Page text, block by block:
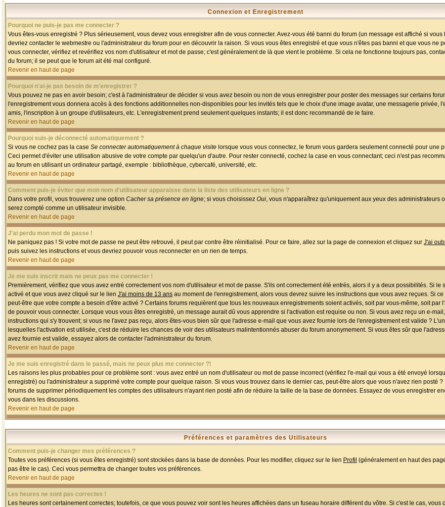
Connexion et Enregistrement
Pourquoi ne puis-je pas me connecter ?
Vous êtes-vous enregistré ? Plus sérieusement, vous devez vous enregistrer afin de vous connecter. Avez-vous été banni du forum (un message est affiché si vous
devriez contacter le webmestre ou l'administrateur du forum pour en découvrir la raison. Si vous vous êtes enregistré et que vous n'êtes pas banni et que vous ne
vous connecter, vérifiez et revérifiez vos nom d'utilisateur et mot de passe; c'est généralement de là que vient le problème. Si cela ne fonctionne toujours pas,
du forum; il se peut que le forum ait été mal configuré.
Revenir en haut de page
Pourquoi n'ai-je pas besoin de m'enregistrer ?
Vous pouvez ne pas en avoir besoin; c'est à l'administrateur de décider si vous avez besoin ou non de vous enregistrer pour poster des messages sur certains
l'enregistrement vous donnera accès à des fonctions additionnelles non-disponibles pour les invités tels que le choix d'une image avatar, une messagerie privée,
amis, l'inscription à un groupe d'utilisateurs, etc. L'enregistrement prend seulement quelques instants; il est donc recommandé de le faire.
Revenir en haut de page
Pourquoi suis-je déconnecté automatiquement ?
Si vous ne cochez pas la case Se connecter automatiquement à chaque visite lorsque vous vous connectez, le forum vous gardera seulement connecté pour une
Ceci permet d'éviter une utilisation abusive de votre compte par quelqu'un d'autre. Pour rester connecté, cochez la case en vous connectant; ceci n'est pas
au forum en utilisant un ordinateur partagé, exemple : bibliothèque, cybercafé, université, etc.
Revenir en haut de page
Comment puis-je éviter que mon nom d'utilisateur apparaisse dans la liste des utilisateurs en ligne ?
Dans votre profil, vous trouverez une option Cacher sa présence en ligne; si vous choisissez Oui, vous n'apparaîtrez qu'uniquement aux yeux des administrateurs
serez compté comme un utilisateur invisible.
Revenir en haut de page
J'ai perdu mon mot de passe !
Ne paniquez pas ! Si votre mot de passe ne peut être retrouvé, il peut par contre être réinitialisé. Pour ce faire, allez sur la page de connexion et cliquez sur J'ai
puis suivez les instructions et vous devriez pouvoir vous reconnecter en un rien de temps.
Revenir en haut de page
Je me suis inscrit mais ne peux pas me connecter !
Premièrement, vérifiez que vous avez entré correctement vos nom d'utilisateur et mot de passe. S'ils ont correctement été entrés, alors il y a deux possibilités. Si le
activé et que vous avez cliqué sur le lien J'ai moins de 13 ans au moment de l'enregistrement, alors vous devrez suivre les instructions que vous avez reçues. Si
peut-être que votre compte a besoin d'être activé ? Certains forums requièrent que tous les nouveaux enregistrements soient activés, soit par vous-même, soit par
de pouvoir vous connecter. Lorsque vous vous êtes enregistré, un message aurait dû vous apprendre si l'activation est requise ou non. Si vous avez reçu un e-
instructions qui s'y trouvent; si vous ne l'avez pas reçu, alors êtes-vous bien sûr que l'adresse e-mail que vous avez fournie lors de l'enregistrement est valide ?
lesquelles l'activation est utilisée, c'est de réduire les chances de voir des utilisateurs malintentionnés abuser du forum anonymement. Si vous êtes sûr que
avez fournie est valide, essayez alors de contacter l'administrateur du forum.
Revenir en haut de page
Je me suis enregistré dans le passé, mais ne peux plus me connecter ?!
Les raisons les plus probables pour ce problème sont : vous avez entré un nom d'utilisateur ou mot de passe incorrect (vérifiez l'e-mail qui vous a été envoyé
enregistré) ou l'administrateur a supprimé votre compte pour quelque raison. Si vous vous trouvez dans le dernier cas, peut-être alors que vous n'avez rien posté
forums de supprimer périodiquement les comptes des utilisateurs n'ayant rien posté afin de réduire la taille de la base de données. Essayez de vous enregistrer
vous dans les discussions.
Revenir en haut de page
Préférences et paramètres des Utilisateurs
Comment puis-je changer mes préférences ?
Toutes vos préférences (si vous êtes enregistré) sont stockées dans la base de données. Pour les modifier, cliquez sur le lien Profil (généralement en haut des
pas être le cas). Ceci vous permettra de changer toutes vos préférences.
Revenir en haut de page
Les heures ne sont pas correctes !
Les heures sont certainement correctes; toutefois, ce que vous pouvez voir sont les heures affichées dans un fuseau horaire différent du vôtre. Si c'est le cas, vous